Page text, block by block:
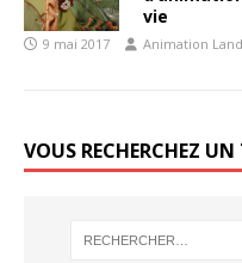
vie
9 mai 2017 Animation Land
VOUS RECHERCHEZ UN